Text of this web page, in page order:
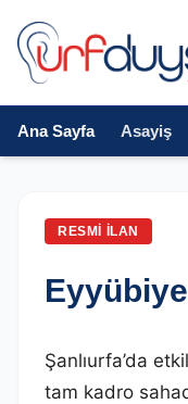
Ana Sayfa Asayiş
RESMI İLAN
Şanlıurfa’da
tam kadro